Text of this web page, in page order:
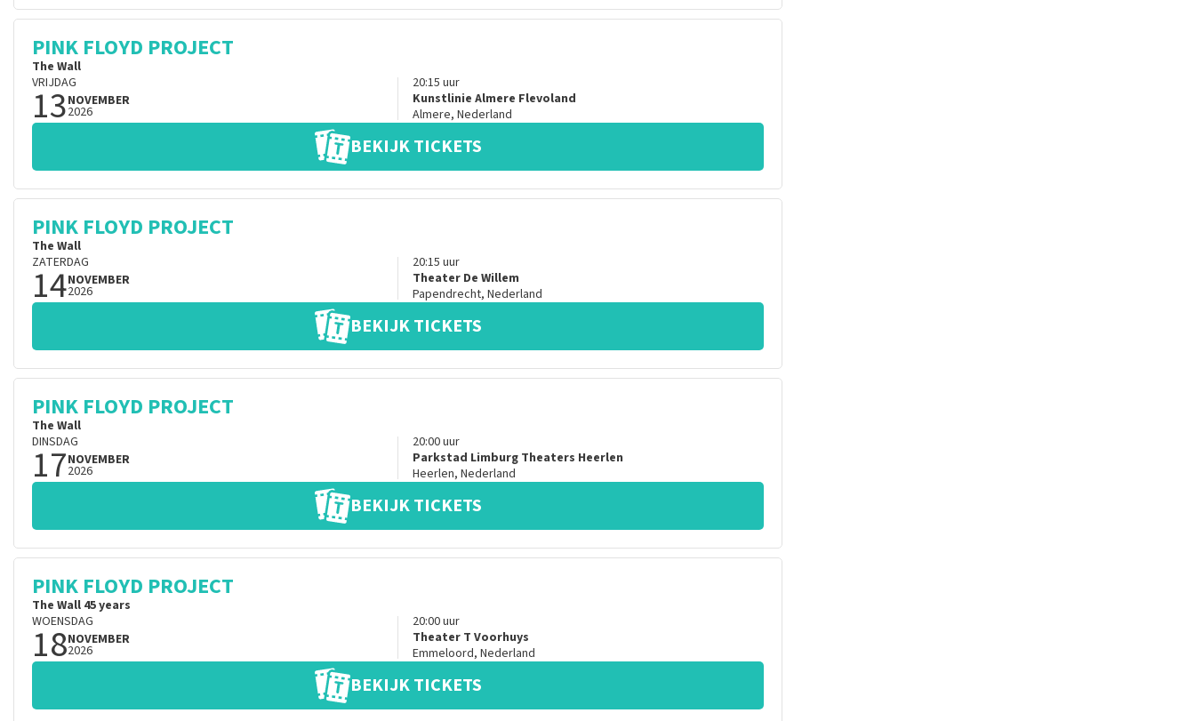
PINK FLOYD PROJECT
The Wall
VRIJDAG
13NOVEMBER
2026
20:15 uur
Kunstlinie Almere Flevoland
Almere, Nederland
BEKIJK TICKETS
PINK FLOYD PROJECT
The Wall
ZATERDAG
14NOVEMBER
2026
20:15 uur
Theater De Willem
Papendrecht, Nederland
BEKIJK TICKETS
PINK FLOYD PROJECT
The Wall
DINSDAG
17NOVEMBER
2026
20:00uur
Parkstad Limburg Theaters Heerlen
Heerlen, Nederland
BEKIJK TICKETS
PINK FLOYD PROJECT
The Wall 45 years
WOENSDAG
18NOVEMBER
2026
20:00uur
Theater T Voorhuys
Emmeloord, Nederland
BEKIJK TICKETS